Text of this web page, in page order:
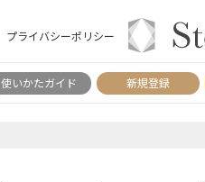
プライバシーポリシー
使いかたガイド 新規登録